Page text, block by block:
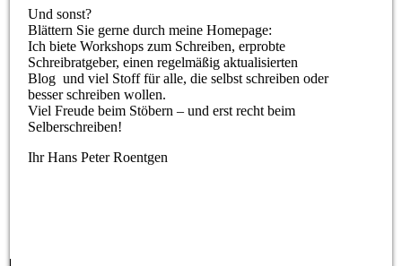
Und sonst?
Blättern Sie gerne durch meine Homepage:
Ich biete Workshops zum Schreiben, erprobte
Schreibratgeber, einen regelmäßig aktualisierten
Blog und viel Stoff für alle, die selbst schreiben oder
besser schreiben wollen.
Viel Freude beim Stöbern – und erst recht beim
Selberschreiben!
Ihr Hans Peter Roentgen